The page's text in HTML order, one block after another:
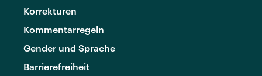
Korrekturen
Kommentarregeln
Gender und Sprache
Barrierefreiheit